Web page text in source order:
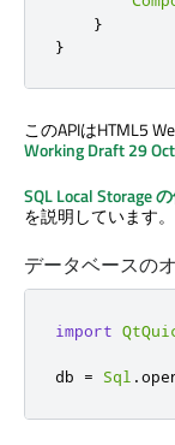
}
}
このAPIはHTML5
Working Draft 29
SQL Local Storage
を説明しています。
データベースの
import
db = Sql .